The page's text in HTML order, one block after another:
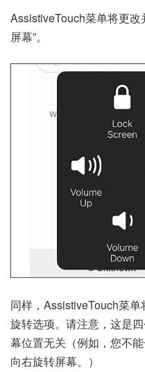
AssistiveTouch菜单将更
屏幕”。
同样，AssistiveTouch菜
旋转选项。请注意，这是
幕位置无关（例如，您不
向右旋转屏幕。）